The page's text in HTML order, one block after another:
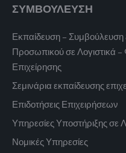
ΣΥΜΒΟΥΛΕΥΣΗ
Εκπαίδευση – Συμβούλευση
Προσωπικού σε Λογιστικά
Επιχείρησης
Σεμινάρια εκπαίδευσης
Επιδοτήσεις Επιχειρήσεων
Υπηρεσίες Υποστήριξης σε
Νομικές Υπηρεσίες